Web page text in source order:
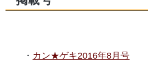
カン★ゲキ2016年8月号